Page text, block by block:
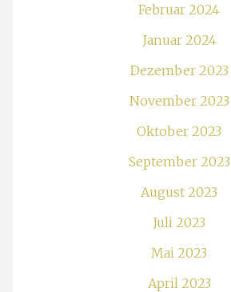
Februar 2024
Januar 2024
Dezember 2023
November 2023
Oktober 2023
September 2023
August 2023
Juli 2023
Mai 2023
April 2023